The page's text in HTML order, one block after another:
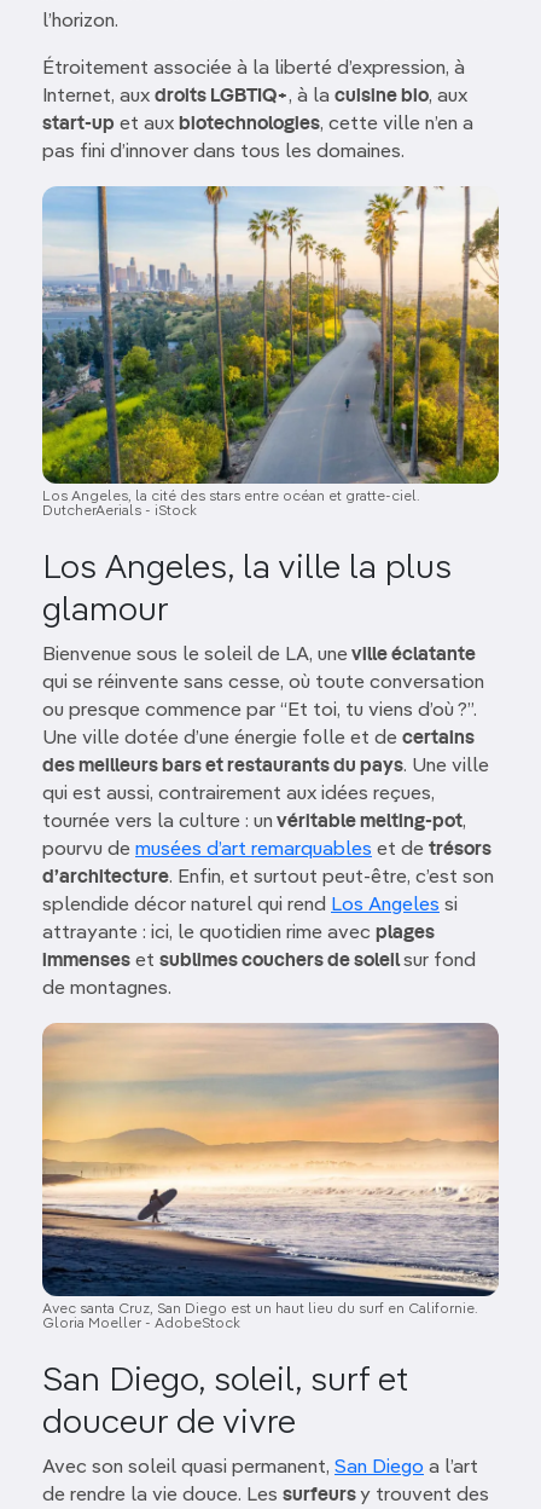
l’horizon.
Étroitement associée à la liberté d’expression, à
Internet, aux droits LGBTIQ+, à la cuisine bio, aux
start-up et aux biotechnologies, cette ville n’en a
pas fini d’innover dans tous les domaines.
Image
Los Angeles, la cité des stars entre océan et gratte-ciel.
DutcherAerials - iStock
Los Angeles, la ville la plus
glamour
Bienvenue sous le soleil de LA, uneville éclatante
qui se réinvente sans cesse, où toute conversation
ou presque commence par “Et toi, tu viens d’où ?”.
Une ville dotée d’une énergie folle et de certains
des meilleurs bars et restaurants du pays. Une ville
qui est aussi, contrairement aux idées reçues,
tournée vers la culture : un véritable melting-pot,
pourvu de musées d’art remarquables et de trésors
d’architecture. Enfin, et surtout peut-être, c’est son
splendide décor naturel qui rend Los Angeles si
attrayante : ici, le quotidien rime avec plages
immenses et sublimes couchers de soleilsur fond
de montagnes.
Image
Avec santa Cruz, San Diego est un haut lieu du surf en Californie.
Gloria Moeller - AdobeStock
San Diego, soleil, surf et
douceur de vivre
Avec son soleil quasi permanent, San Diego a l’art
de rendre la vie douce. Les surfeursy trouvent des